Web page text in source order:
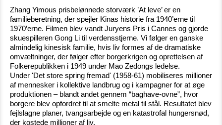
Zhang Yimous prisbelønnede storværk ’At leve’ er en
familieberetning, der spejler Kinas historie fra 1940’erne til
1970’erne. Filmen blev vandt Juryens Pris i Cannes og gjorde
skuespilleren Gong Li til verdensstjerne. Vi følger en ganske
almindelig kinesisk familie, hvis liv formes af de dramatiske
omvæltninger, der følger efter borgerkrigen og oprettelsen af
Folkerepublikken i 1949 under Mao Zedongs ledelse.
Under 'Det store spring fremad' (1958-61) mobiliseres millioner
af mennesker i kollektive landbrug og i kampagner for at øge
produktionen – blandt andet gennem “baghave-ovne”, hvor
borgere blev opfordret til at smelte metal til stål. Resultatet blev
fejlslagne planer, tvangsarbejde og en katastrofal hungersnød,
der kostede millioner af liv.